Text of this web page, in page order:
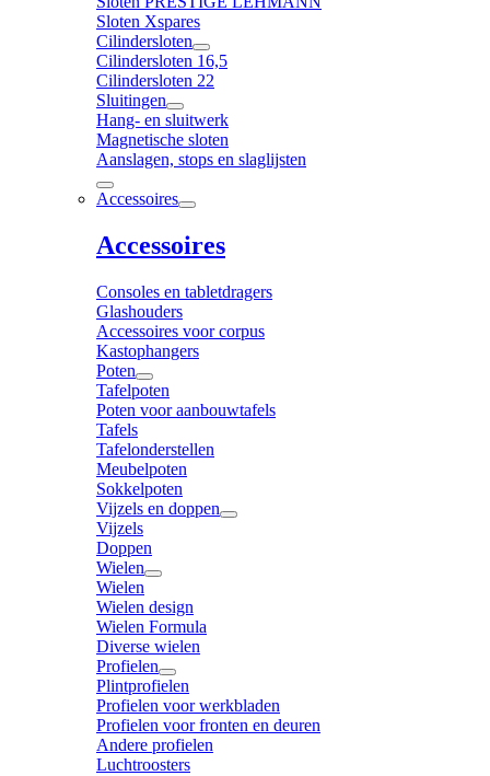
Sloten Xspares
Cilindersloten
Cilindersloten 16,5
Cilindersloten 22
Sluitingen
Hang- en sluitwerk
Magnetische sloten
Aanslagen, stops en slaglijsten
Accessoires
Accessoires
Consoles en tabletdragers
Glashouders
Accessoires voor corpus
Kastophangers
Poten
Tafelpoten
Poten voor aanbouwtafels
Tafels
Tafelonderstellen
Meubelpoten
Sokkelpoten
Vijzels en doppen
Vijzels
Doppen
Wielen
Wielen
Wielen design
Wielen Formula
Diverse wielen
Profielen
Plintprofielen
Profielen voor werkbladen
Profielen voor fronten en deuren
Andere profielen
Luchtroosters